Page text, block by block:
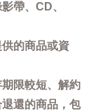
帶、CD、
的商品或資
限較短、解約
還的商品，包